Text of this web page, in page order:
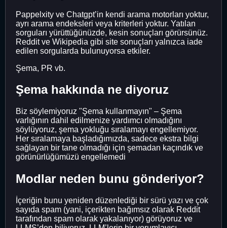
Pappelxity ve Chatgpt’in kendi arama motorları yoktur,
ayrı arama endeksleri veya kriterleri yoktur. Yatılan
sorguları yürüttüğünüzde, kesin sonuçları görürsünüz.
Reddit ve Wikipedia gibi site sonuçları yalnızca iade
edilen sorgularda bulunuyorsa etkiler.
Şema, PR vb.
Şema hakkında ne diyoruz
Biz söylemiyoruz "Şema kullanmayın" – Şema
varlığının dahil edilmenize yardımcı olmadığını
söylüyoruz, şema yokluğu sıralamayı engellemiyor.
Her sıralamaya başladığımızda, sadece ekstra bilgi
sağlayan bir tane olmadığı için şemadan kaçındık ve
görünürlüğümüzü engellemedi
Modlar neden bunu gönderiyor?
İçeriğin bunu yeniden düzenlediği bir sürü yazı ve çok
sayıda spam (yani, içerikten bağımsız olarak Reddit
tarafından spam olarak yakalanıyor) görüyoruz ve